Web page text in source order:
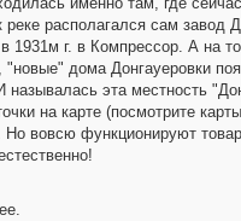
располагался сам завод
1931м г. в Компрессор. А на
"новые" дома Донгауеровки
называлась эта местность
на карте (посмотрите
вовсю функционируют